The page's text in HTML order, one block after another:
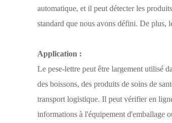
automatique, et il peut détecter les
standard que nous avons défini. De plus,
Application :
Le pese-lettre peut être largement utilisé
des boissons, des produits de soins de
transport logistique. Il peut vérifier en
informations à l'équipement d'emballage